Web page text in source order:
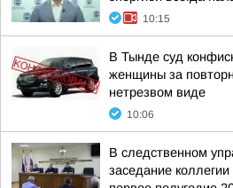
10:15
В Тынде суд
женщины за
нетрезвом виде
10:06
В следственном
заседание